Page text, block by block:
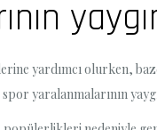
yardımcı
yaralanmalarının